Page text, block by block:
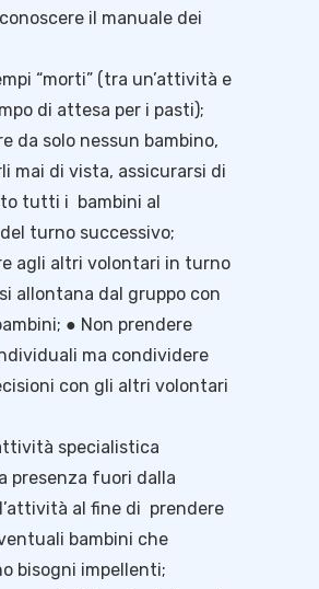
il manuale dei
“morti” (tra un’attività e
di attesa per i pasti);
da solo nessun bambino,
mai di vista, assicurarsi di
tutti i bambini al
turno successivo;
agli altri volontari in turno
allontana dal gruppo con
● Non prendere
ma condividere
con gli altri volontari
specialistica
presenza fuori dalla
al fine di prendere
bambini che
bisogni impellenti;